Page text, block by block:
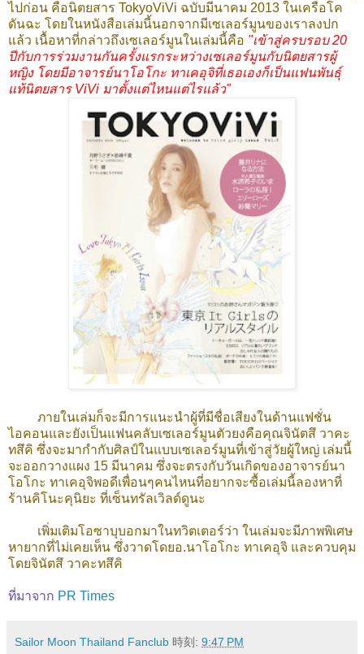
ไปก่อน คือนิตยสาร TokyoViVi ฉบับมีนาคม 2013 ในเครือโค
ดันฉะ โดยในหนังสือเล่มนี้นอกจากมีเซเลอร์มูนของเราลงปก
แล้ว เนื้อหาที่กล่าวถึงเซเลอร์มูนในเล่มนี้คือ "เข้าสู่ครบรอบ 20
ปีกับการร่วมงานกันครั้งแรกระหว่างเซเลอร์มูนกับนิตยสารผู้
หญิง โดยมีอาจารย์นาโอโกะ ทาเคอุจิที่เธอเองก็เป็นแฟนพันธุ์
แท้นิตยสาร ViVi มาตั้งแต่ไหนแต่ไรแล้ว"
ภายในเล่มก็จะมีการแนะนำผู้ที่มีชื่อเสียงในด้านแฟชั่น
ไอคอนและยังเป็นแฟนคลับเซเลอร์มูนตัวยงคือคุณจินัตสึ วาคะ
ทสึคิ ซึ่งจะมากำกับศิลป์ในแบบเซเลอร์มูนที่เข้าสู่วัยผู้ใหญ่ เล่มนี้
จะออกวางแผง 15 มีนาคม ซึ่งจะตรงกับวันเกิดของอาจารย์นา
โอโกะ ทาเคอุจิพอดีเพื่อนๆคนไหนที่อยากจะซื้อเล่มนี้ลองหาที่
ร้านคิโนะคุนิยะ ที่เซ็นทรัลเวิลด์ดูนะ
เพิ่มเติมโอซาบุบอกมาในทวิตเตอร์ว่า ในเล่มจะมีภาพพิเศษ
หายากที่ไม่เคยเห็น ซึ่งวาดโดยอ.นาโอโกะ ทาเคอุจิ และควบคุม
โดยจินัตสึ วาคะทสึคิ
ที่มาจาก PR Times
Sailor Moon Thailand Fanclub 時刻: 9:47 PM